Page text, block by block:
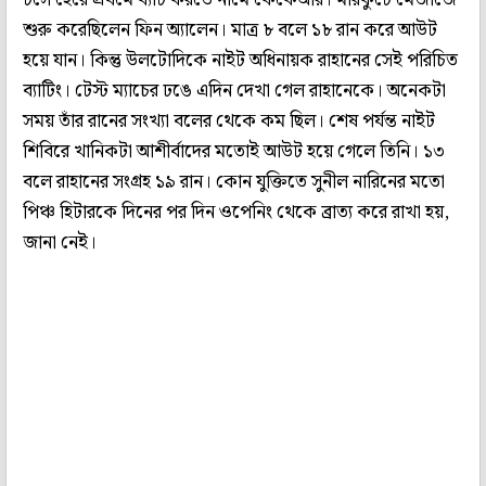
শুরু করেছিলেন ফিন অ্যালেন। মাত্র ৮ বলে ১৮ রান করে আউট
হয়ে যান। কিন্তু উলটোদিকে নাইট অধিনায়ক রাহানের সেই পরিচিত
ব্যাটিং। টেস্ট ম্যাচের ঢঙে এদিন দেখা গেল রাহানেকে। অনেকটা
সময় তাঁর রানের সংখ্যা বলের থেকে কম ছিল। শেষ পর্যন্ত নাইট
শিবিরে খানিকটা আশীর্বাদের মতোই আউট হয়ে গেলে তিনি। ১৩
বলে রাহানের সংগ্রহ ১৯ রান। কোন যুক্তিতে সুনীল নারিনের মতো
পিঞ্চ হিটারকে দিনের পর দিন ওপেনিং থেকে ব্রাত্য করে রাখা হয়,
জানা নেই।